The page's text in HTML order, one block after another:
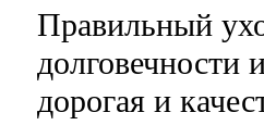
Правильный
долговечности
дорогая и